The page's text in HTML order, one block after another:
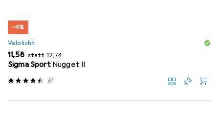
−9%
Velolicht
EUR
11,58 statt EUR
12,74
Sigma Sport Nugget II
61